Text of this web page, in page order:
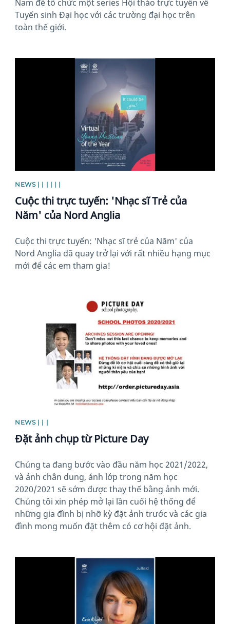
Nam để tổ chức một series Hội thảo trực tuyến về
Tuyển sinh Đại học với các trường đại học trên
toàn thế giới.
NEWS | | | | | |
Cuộc thi trực tuyến: 'Nhạc sĩ Trẻ của
Năm' của Nord Anglia
Cuộc thi trực tuyến: 'Nhạc sĩ trẻ của Năm' của
Nord Anglia đã quay trở lại với rất nhiều hạng mục
mới để các em tham gia!
NEWS | | |
Đặt ảnh chụp từ Picture Day
Chúng ta đang bước vào đầu năm học 2021/2022,
và ảnh chân dung, ảnh lớp trong năm học
2020/2021 sẽ sớm được thay thế bằng ảnh mới.
Chúng tôi xin phép mở lại lần cuối hệ thống để
những gia đình bị nhỡ kỳ đặt ảnh trước và các gia
đình mong muốn đặt thêm có cơ hội đặt ảnh.